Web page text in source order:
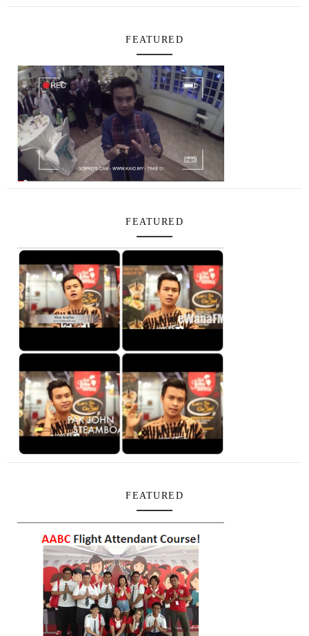
FEATURED
FEATURED
FEATURED